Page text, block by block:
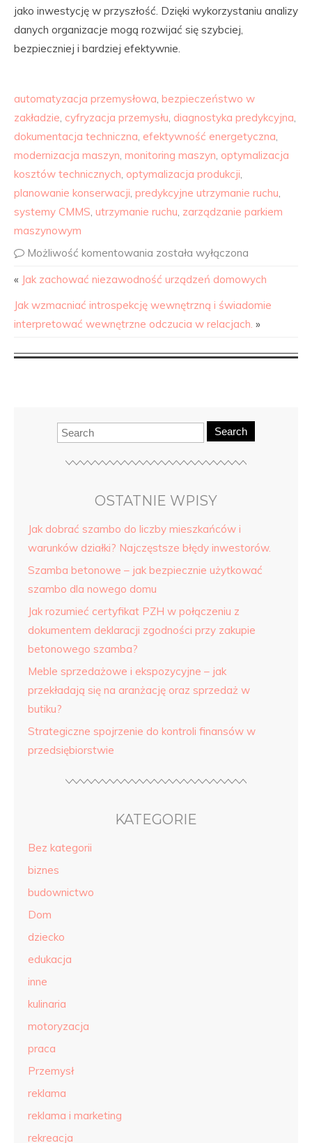
jako inwestycję w przyszłość. Dzięki wykorzystaniu analizy
danych organizacje mogą rozwijać się szybciej,
bezpieczniej i bardziej efektywnie.
automatyzacja przemysłowa, bezpieczeństwo w
zakładzie, cyfryzacja przemysłu, diagnostyka predykcyjna,
dokumentacja techniczna, efektywność energetyczna,
modernizacja maszyn, monitoring maszyn, optymalizacja
kosztów technicznych, optymalizacja produkcji,
planowanie konserwacji, predykcyjne utrzymanie ruchu,
systemy CMMS, utrzymanie ruchu, zarządzanie parkiem
maszynowym
Możliwość komentowania została wyłączona
« Jak zachować niezawodność urządzeń domowych
Jak wzmacniać introspekcję wewnętrzną i świadomie
interpretować wewnętrzne odczucia w relacjach. »
Search
OSTATNIE WPISY
Jak dobrać szambo do liczby mieszkańców i
warunków działki? Najczęstsze błędy inwestorów.
Szamba betonowe – jak bezpiecznie użytkować
szambo dla nowego domu
Jak rozumieć certyfikat PZH w połączeniu z
dokumentem deklaracji zgodności przy zakupie
betonowego szamba?
Meble sprzedażowe i ekspozycyjne – jak
przekładają się na aranżację oraz sprzedaż w
butiku?
Strategiczne spojrzenie do kontroli finansów w
przedsiębiorstwie
KATEGORIE
Bez kategorii
biznes
budownictwo
Dom
dziecko
edukacja
inne
kulinaria
motoryzacja
praca
Przemysł
reklama
reklama i marketing
rekreacja